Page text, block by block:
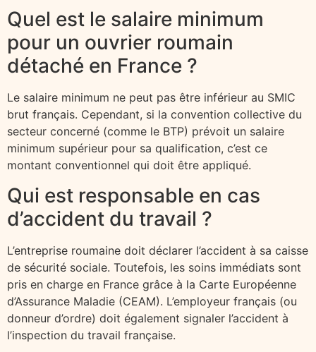
Quel est le salaire minimum
pour un ouvrier roumain
détaché en France ?
Le salaire minimum ne peut pas être inférieur au SMIC
brut français. Cependant, si la convention collective du
secteur concerné (comme le BTP) prévoit un salaire
minimum supérieur pour sa qualification, c’est ce
montant conventionnel qui doit être appliqué.
Qui est responsable en cas
d’accident du travail ?
L’entreprise roumaine doit déclarer l’accident à sa caisse
de sécurité sociale. Toutefois, les soins immédiats sont
pris en charge en France grâce à la Carte Européenne
d’Assurance Maladie (CEAM). L’employeur français (ou
donneur d’ordre) doit également signaler l’accident à
l’inspection du travail française.